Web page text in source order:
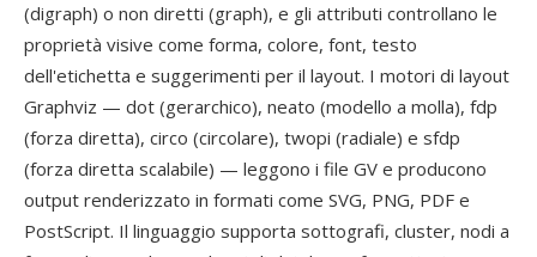
(digraph) o non diretti (graph), e gli attributi controllano le
proprietà visive come forma, colore, font, testo
dell'etichetta e suggerimenti per il layout. I motori di layout
Graphviz — dot (gerarchico), neato (modello a molla), fdp
(forza diretta), circo (circolare), twopi (radiale) e sfdp
(forza diretta scalabile) — leggono i file GV e producono
output renderizzato in formati come SVG, PNG, PDF e
PostScript. Il linguaggio supporta sottografi, cluster, nodi a